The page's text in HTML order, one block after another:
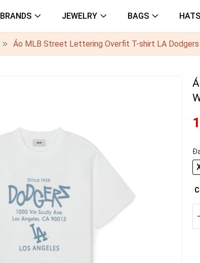
BRANDS JEWELRY BAGS HATS
Áo MLB Street Lettering Overfit T-shirt LA